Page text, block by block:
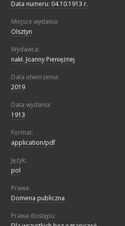
Data numeru: 04.10.1913 r.
Miejsce wydania:
Olsztyn
Wydawca:
nakł. Joanny Pieniężnej
Data utworzenia:
2019
Data wydania:
1913
Format:
application/pdf
Język:
pol
Prawa:
Domena publiczna
Prawa dostępu: